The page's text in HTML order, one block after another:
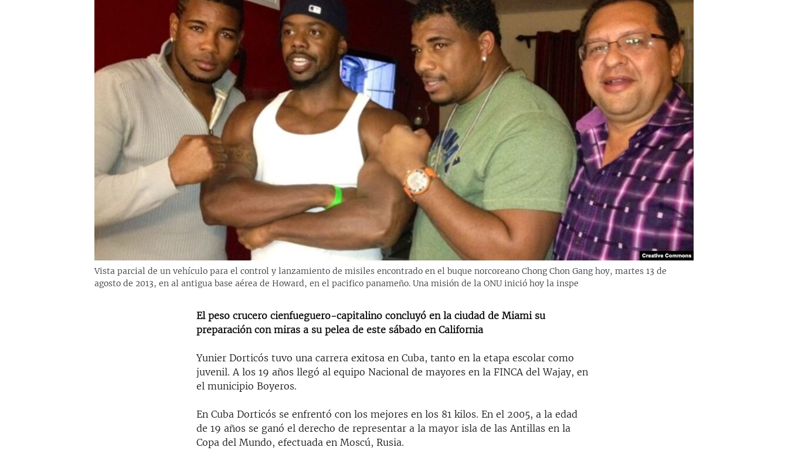
LA REALIDAD DE LA VIVIENDA EN
DESINFORMACIÓN RUSA EN
Vista parcial de un vehículo para el control y lanzamiento de misiles encontrado en el buque norcoreano Chong Chon Gang hoy, martes 13 de
agosto de 2013, en al antigua base aérea de Howard, en el pacifico panameño. Una misión de la ONU inició hoy la inspe
El peso crucero cienfueguero-capitalino concluyó en la ciudad de Miami su
preparación con miras a su pelea de este sábado en California
Yunier Dorticós tuvo una carrera exitosa en Cuba, tanto en la etapa escolar como
juvenil. A los 19 años llegó al equipo Nacional de mayores en la FINCA del Wajay, en
el municipio Boyeros.
En Cuba Dorticós se enfrentó con los mejores en los 81 kilos. En el 2005, a la edad
de 19 años se ganó el derecho de representar a la mayor isla de las Antillas en la
Copa del Mundo, efectuada en Moscú, Rusia.